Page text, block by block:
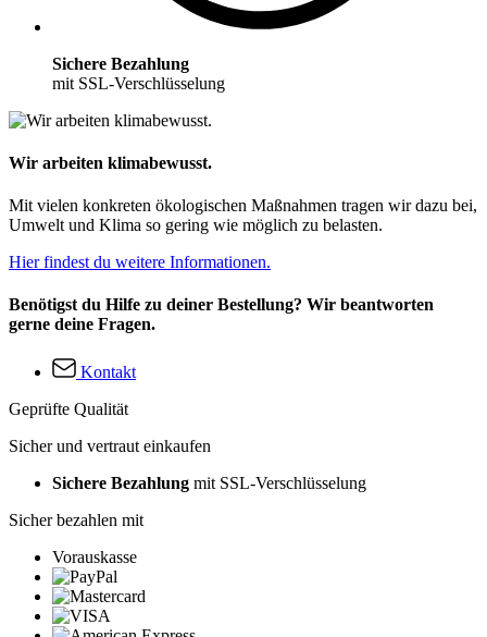
Sichere Bezahlung
mit SSL-Verschlüsselung
Wir arbeiten klimabewusst.
Mit vielen konkreten ökologischen Maßnahmen tragen wir dazu bei,
Umwelt und Klima so gering wie möglich zu belasten.
Hier findest du weitere Informationen.
Benötigst du Hilfe zu deiner Bestellung? Wir beantworten
gerne deine Fragen.
Kontakt
Geprüfte Qualität
Sicher und vertraut einkaufen
Sichere Bezahlung mit SSL-Verschlüsselung
Sicher bezahlen mit
Vorauskasse